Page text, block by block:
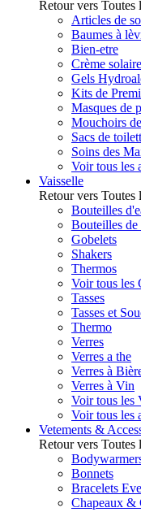
Retour vers Toutes
Articles de
Baumes à
Bien-etre
Crème solaire
Gels
Kits de
Masques de
Mouchoirs
Sacs de
Soins des
Voir tous les
Vaisselle
Retour vers Toutes
Bouteilles
Bouteilles de
Gobelets
Shakers
Thermos
Voir tous les
Tasses
Tasses et
Thermo
Verres
Verres a the
Verres à
Verres à Vin
Voir tous les
Voir tous les
Vetements &
Retour vers Toutes
Bonnets
Bracelets
Chapeaux &